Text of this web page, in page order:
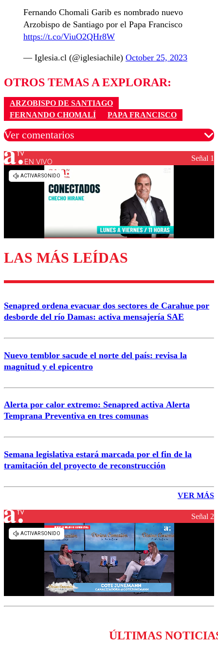
Fernando Chomali Garib es nombrado nuevo
Arzobispo de Santiago por el Papa Francisco
https://t.co/ViuO2QHr8W
— Iglesia.cl (@iglesiachile) October 25, 2023
OTROS TEMAS A EXPLORAR:
ARZOBISPO DE SANTIAGO
FERNANDO CHOMALÍ
PAPA FRANCISCO
Ver comentarios
Los comentarios son moderados para garantizar un
diálogo respetuoso.
Enviar comentario
EN VIVO Señal 1
LAS MÁS LEÍDAS
Senapred ordena evacuar dos sectores de Carahue por
desborde del río Damas: activa mensajería SAE
Nuevo temblor sacude el norte del país: revisa la
magnitud y el epicentro
Alerta por calor extremo: Senapred activa Alerta
Temprana Preventiva en tres comunas
Semana legislativa estará marcada por el fin de la
tramitación del proyecto de reconstrucción
VER MÁS
Señal 2
ÚLTIMAS